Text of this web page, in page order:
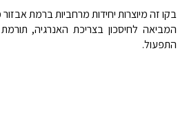
בקו זה מיוצרות יחידות מרחביות ברמת
המביאה לחיסכון בצריכת האנרגיה,
התפעול.